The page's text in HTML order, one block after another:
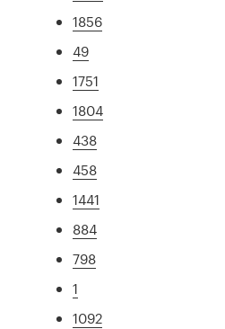
1856
49
1751
1804
438
458
1441
884
798
1
1092